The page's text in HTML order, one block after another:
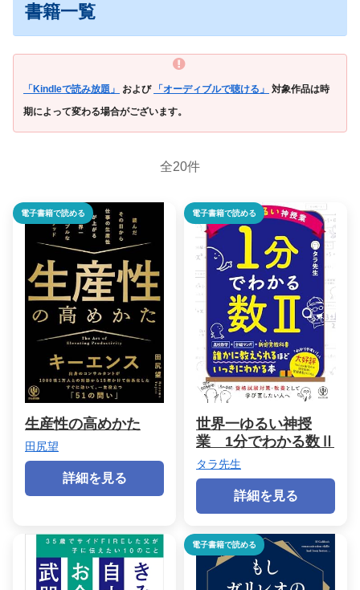
書籍一覧
「Kindleで読み放題」 および 「オーディブルで聴ける」
対象作品は時
期によって変わる場合がございます。
全20件
電子書籍で読める
生産性の高めかた
田尻望
詳細を見る
電子書籍で読める
世界一ゆるい神授
業 1分でわかる数Ⅱ
タラ先生
詳細を見る
電子書籍で読める